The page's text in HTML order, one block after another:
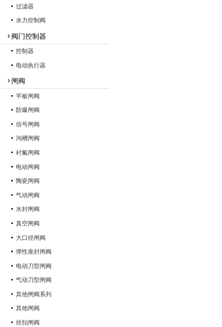
过滤器
水力控制阀
阀门控制器
控制器
电动执行器
闸阀
平板闸阀
防爆闸阀
信号闸阀
沟槽闸阀
衬氟闸阀
电动闸阀
陶瓷闸阀
气动闸阀
水封闸阀
真空闸阀
大口径闸阀
弹性座封闸阀
电动刀型闸阀
气动刀型闸阀
其他闸阀系列
其他闸阀
丝扣闸阀